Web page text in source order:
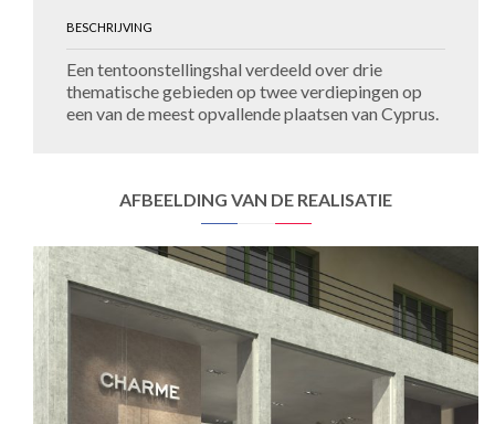
BESCHRIJVING
Een tentoonstellingshal verdeeld over drie
thematische gebieden op twee verdiepingen op
een van de meest opvallende plaatsen van Cyprus.
AFBEELDING VAN DE REALISATIE